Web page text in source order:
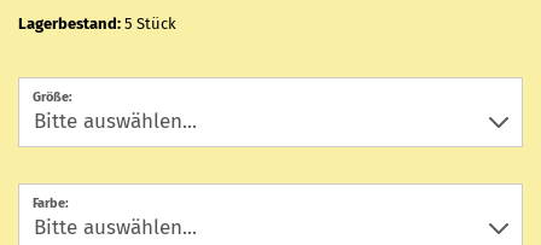
Lagerbestand: 5 Stück
Größe:
Farbe: